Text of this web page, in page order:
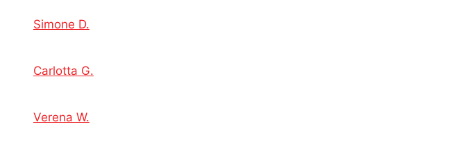
Simone D.
Carlotta G.
Verena W.